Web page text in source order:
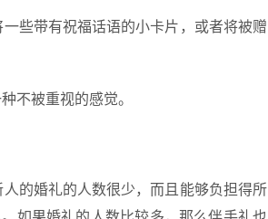
些带有祝福话语的小卡片，或者将被赠
不被重视的感觉。
的婚礼的人数很少，而且能够负担得所